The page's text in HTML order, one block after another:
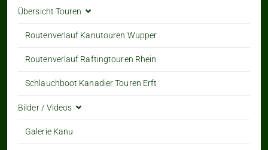
Übersicht Touren
Routenverlauf Kanutouren Wupper
Routenverlauf Raftingtouren Rhein
Schlauchboot Kanadier Touren Erft
Bilder / Videos
Galerie Kanu